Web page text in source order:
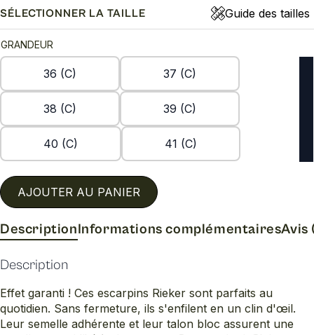
SÉLECTIONNER LA TAILLE Guide des tailles
GRANDEUR
36 (C) 37 (C)
38 (C) 39 (C)
40 (C) 41 (C)
AJOUTER AU PANIER
DescriptionInformations complémentairesAvis
Description
Effet garanti ! Ces escarpins Rieker sont parfaits au
quotidien. Sans fermeture, ils s'enfilent en un clin d'œil.
Leur semelle adhérente et leur talon bloc assurent une